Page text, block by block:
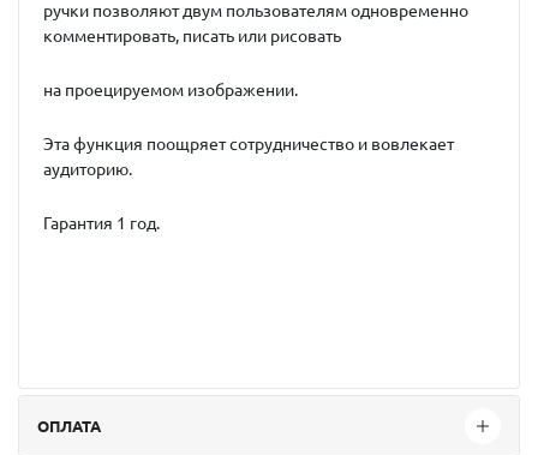
ручки позволяют двум пользователям одновременно
комментировать, писать или рисовать
на проецируемом изображении.
Эта функция поощряет сотрудничество и вовлекает
аудиторию.
Гарантия 1 год.
ОПЛАТА